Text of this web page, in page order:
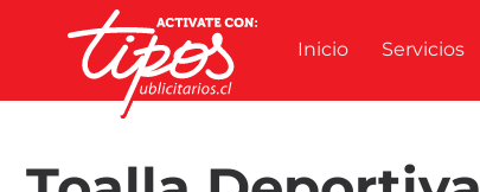
Inicio Servicios